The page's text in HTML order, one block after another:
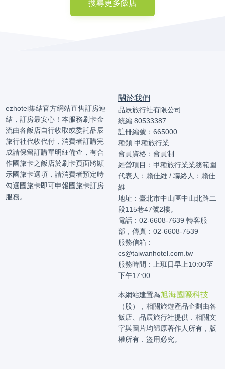
搜尋更多飯店
ezhotel集結官方網站直售訂房連
結，訂房最安心！本服務刷卡金
流由各飯店自行收取或委託品辰
旅行社代收代付，消費者訂購完
成請保留訂購單明細備查，有合
作國旅卡之飯店於刷卡頁面將顯
示國旅卡選項，請消費者預定時
勾選國旅卡即可申報國旅卡訂房
服務。
關於我們
品辰旅行社有限公司
統編:80533387
註冊編號：665000
種類:甲種旅行業
會員資格：會員制
經營項目：甲種旅行業業務範圍
代表人：賴佳維 / 聯絡人：賴佳
維
地址：臺北市中山區中山北路二
段115巷47號2樓。
電話：02-6608-7639 轉客服
部，傳真：02-6608-7539
服務信箱：
cs@taiwanhotel.com.tw
服務時間：上班日早上10:00至
下午17:00
本網站建置為旭海國際科技
（股），相關旅遊產品企劃由各
飯店、品辰旅行社提供．相關文
字與圖片均歸原著作人所有，版
權所有．盜用必究。